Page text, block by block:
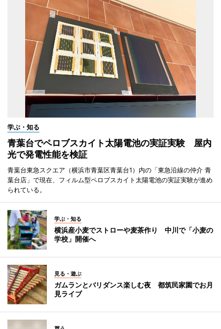
学ぶ・知る
青葉台でペロブスカイト太陽電池の実証実験 屋内
光で発電性能を検証
青葉台東急スクエア（横浜市青葉区青葉台1）内の「東急沿線の仲介 青
葉台店」で現在、フィルム型ペロブスカイト太陽電池の実証実験が進め
られている。
学ぶ・知る
横浜産小麦でストローや麦茶作り 中川で「小麦の
学校」開催へ
見る・遊ぶ
ガムランとバリダンス楽しむ夜 都筑民家園でお月
見ライブ